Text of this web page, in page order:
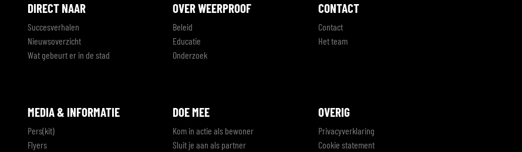
DIRECT NAAR
Succesverhalen
Nieuwsoverzicht
Wat gebeurt er in de stad
OVER WEERPROOF
Beleid
Educatie
Onderzoek
CONTACT
Contact
Het team
MEDIA & INFORMATIE
Pers(kit)
Flyers
DOE MEE
Kom in actie als bewoner
Sluit je aan als partner
OVERIG
Privacyverklaring
Cookie statement